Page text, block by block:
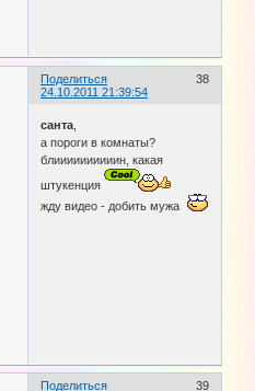
Поделиться
38
24.10.2011 21:39:54
санта
а пороги в комнаты?
блиииииииииин, какая
штукенция
жду видео - добить мужа
Поделиться 39